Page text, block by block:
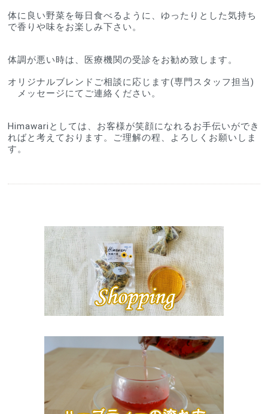
体に良い野菜を毎日食べるように、ゆったりとした気持ち
で香りや味をお楽しみ下さい。
体調が悪い時は、医療機関の受診をお勧め致します。
オリジナルブレンドご相談に応じます(専門スタッフ担当)
メッセージにてご連絡ください。
Himawariとしては、お客様が笑顔になれるお手伝いができ
ればと考えております。ご理解の程、よろしくお願いしま
す。